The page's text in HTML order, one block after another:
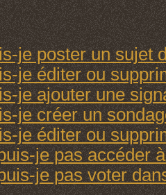
je poster un sujet
je éditer ou
je ajouter une
je créer un
je éditer ou
je pas accéder
je pas voter